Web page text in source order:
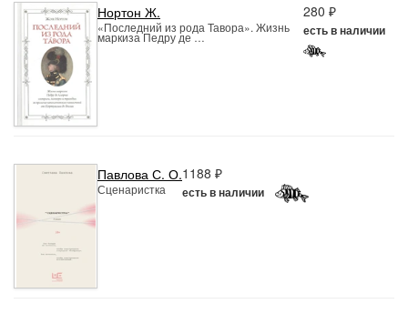
Нортон Ж.
«Последний из рода Тавора». Жизнь
маркиза Педру де …
280 ₽
есть в наличии
Павлова С. О.
Сценаристка
1188 ₽
есть в наличии